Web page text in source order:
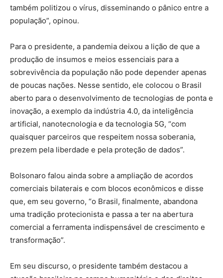
também politizou o vírus, disseminando o pânico entre a
população”, opinou.
Para o presidente, a pandemia deixou a lição de que a
produção de insumos e meios essenciais para a
sobrevivência da população não pode depender apenas
de poucas nações. Nesse sentido, ele colocou o Brasil
aberto para o desenvolvimento de tecnologias de ponta e
inovação, a exemplo da indústria 4.0, da inteligência
artificial, nanotecnologia e da tecnologia 5G, “com
quaisquer parceiros que respeitem nossa soberania,
prezem pela liberdade e pela proteção de dados”.
Bolsonaro falou ainda sobre a ampliação de acordos
comerciais bilaterais e com blocos econômicos e disse
que, em seu governo, “o Brasil, finalmente, abandona
uma tradição protecionista e passa a ter na abertura
comercial a ferramenta indispensável de crescimento e
transformação”.
Em seu discurso, o presidente também destacou a